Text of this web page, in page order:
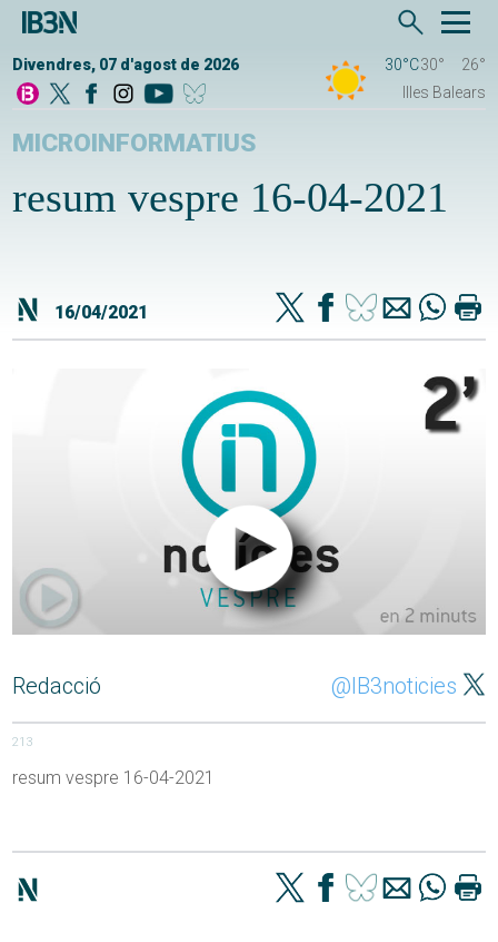
Divendres, 07 d'agost de 2026 30°C30°
26°
Illes Balears
MICROINFORMATIUS
resum vespre 16-04-2021
16/04/2021
Redacció @IB3noticies
213
resum vespre 16-04-2021